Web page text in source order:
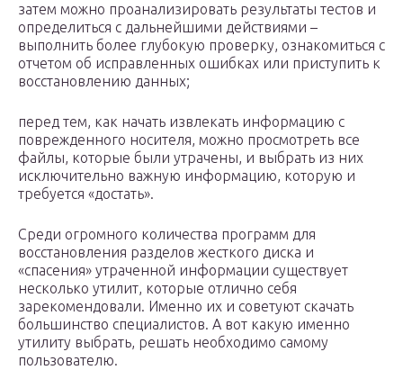
затем можно проанализировать результаты тестов и
определиться с дальнейшими действиями –
выполнить более глубокую проверку, ознакомиться с
отчетом об исправленных ошибках или приступить к
восстановлению данных;
перед тем, как начать извлекать информацию с
поврежденного носителя, можно просмотреть все
файлы, которые были утрачены, и выбрать из них
исключительно важную информацию, которую и
требуется «достать».
Среди огромного количества программ для
восстановления разделов жесткого диска и
«спасения» утраченной информации существует
несколько утилит, которые отлично себя
зарекомендовали. Именно их и советуют скачать
большинство специалистов. А вот какую именно
утилиту выбрать, решать необходимо самому
пользователю.